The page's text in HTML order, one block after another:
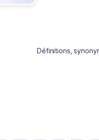
Définitions,